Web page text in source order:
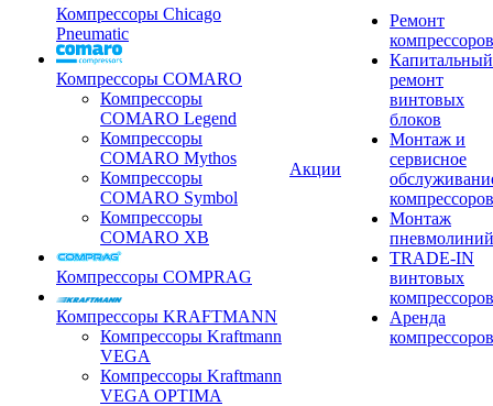
Компрессоры Chicago
Pneumatic
Компрессоры COMARO
Компрессоры
COMARO Legend
Компрессоры
COMARO Mythos
Компрессоры
COMARO Symbol
Компрессоры
COMARO XB
Компрессоры COMPRAG
Компрессоры KRAFTMANN
Компрессоры Kraftmann
VEGA
Компрессоры Kraftmann
VEGA OPTIMA
Акции
Ремонт
компрессоров
Капитальный
ремонт
винтовых
блоков
Монтаж и
сервисное
компрессоров
Монтаж
пневмолиний
TRADE-IN
винтовых
компрессоров
Аренда
компрессоров